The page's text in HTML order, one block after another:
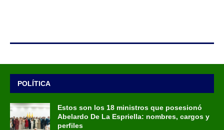
POLÍTICA
Estos son los 18 ministros que posesionó
Abelardo De La Espriella: nombres, cargos y
perfiles